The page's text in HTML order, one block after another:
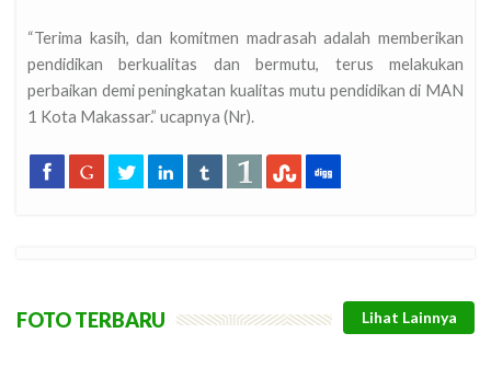
“Terima kasih, dan komitmen madrasah adalah memberikan
pendidikan berkualitas dan bermutu, terus melakukan
perbaikan demi peningkatan kualitas mutu pendidikan di MAN
1 Kota Makassar.” ucapnya (Nr).
FOTO TERBARU